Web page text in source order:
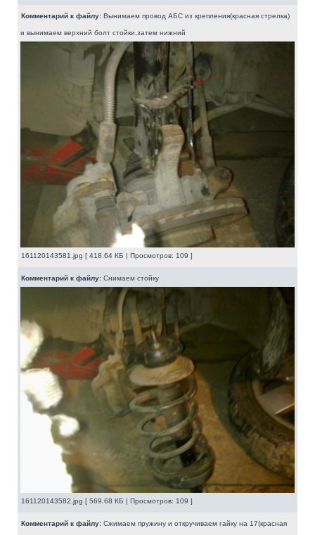
Комментарий к файлу: Вынимаем провод АБС из крепления(красная стрелка)
и вынимаем верхний болт стойки,затем нижний
161120143581.jpg [ 418.64 КБ | Просмотров: 109 ]
Комментарий к файлу: Снимаем стойку
161120143582.jpg [ 569.68 КБ | Просмотров: 109 ]
Комментарий к файлу: Сжимаем пружину и откручиваем гайку на 17(красная